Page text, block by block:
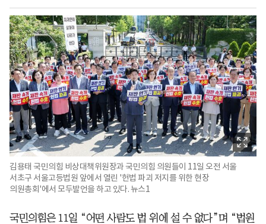
김용태 국민의힘 비상대책위원장과 국민의힘 의원들이 11일 오전 서울
서초구 서울고등법원 앞에서 열린 '헌법 파괴 저지를 위한 현장
의원총회'에서 모두발언을 하고 있다. 뉴스1
국민의힘은 11일 “어떤 사람도 법 위에 설 수 없다”며 “법원